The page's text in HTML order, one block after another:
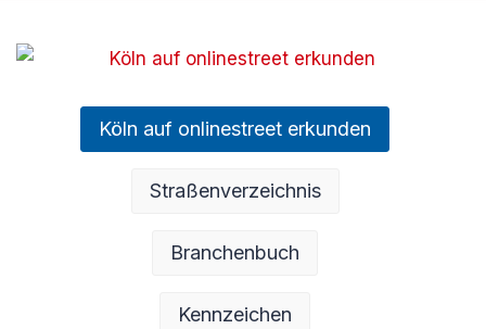
Köln auf onlinestreet erkunden
Straßenverzeichnis
Branchenbuch
Kennzeichen